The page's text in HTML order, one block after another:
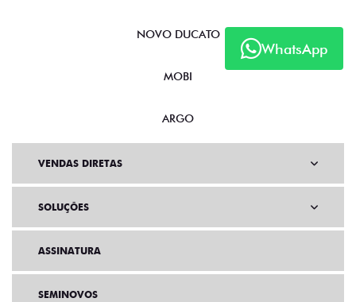
WhatsApp
NOVO DUCATO
MOBI
ARGO
VENDAS DIRETAS
SOLUÇÕES
ASSINATURA
SEMINOVOS